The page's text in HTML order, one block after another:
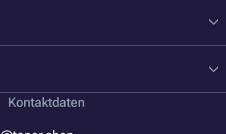
Kontaktdaten